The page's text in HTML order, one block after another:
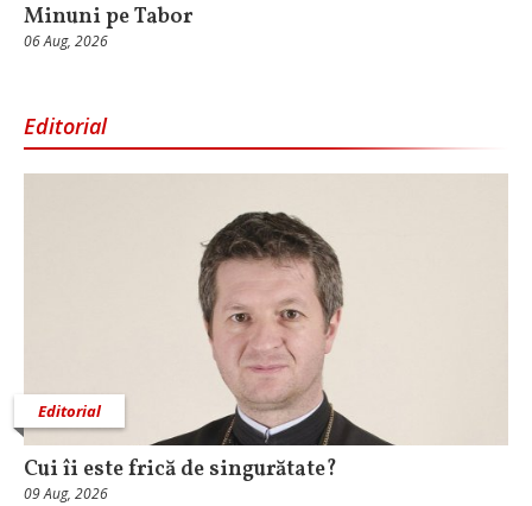
Minuni pe Tabor
06 Aug, 2026
Editorial
Editorial
Cui îi este frică de singurătate?
09 Aug, 2026